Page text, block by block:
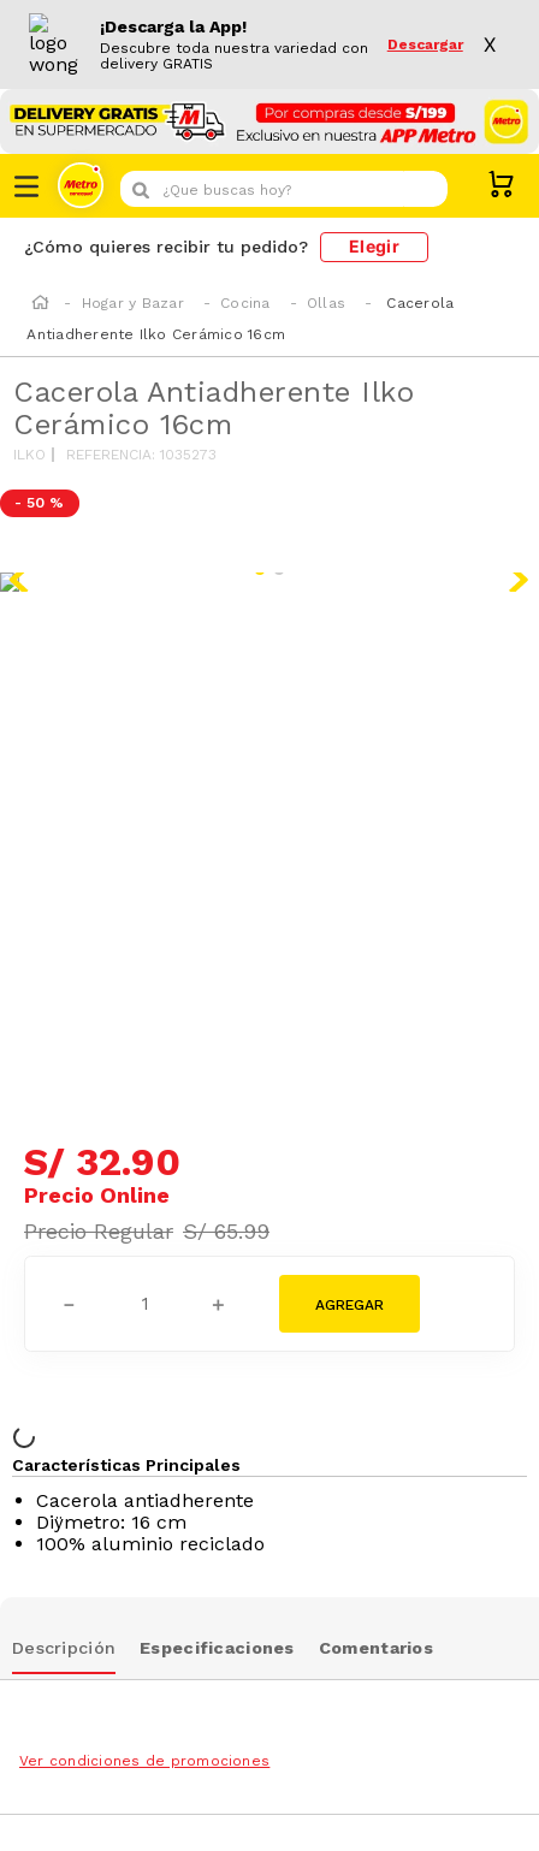
¡Descarga la App!
Descubre toda nuestra variedad con
delivery GRATIS
Descargar X
¿Que buscas hoy?
¿Cómo quieres recibir tu pedido? Elegir
Hogar y Bazar Cocina Ollas
Cacerola
Antiadherente Ilko Cerámico 16cm
Cacerola Antiadherente Ilko
Cerámico 16cm
ILKO REFERENCIA:1035273
- 50 %
S/ 32.90
S/ 65.99
＋
－
Características Principales
Cacerola antiadherente
Diÿmetro: 16 cm
100% aluminio reciclado
Descripción Especificaciones Comentarios
Ver condiciones de promociones